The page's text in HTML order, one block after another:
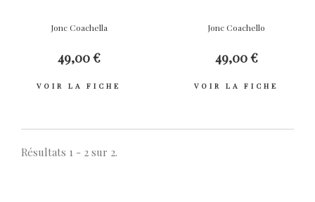
Jonc Coachella
49,00 €
VOIR LA FICHE
Jonc Coachello
49,00 €
VOIR LA FICHE
Résultats 1 - 2 sur 2.